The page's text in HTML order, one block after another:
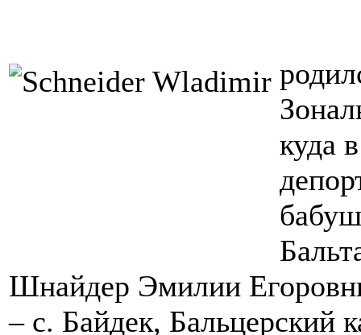
куда
Шнайдер Эмилии
– с. Байдек, Бальцерский